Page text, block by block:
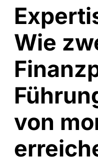
Wie
von